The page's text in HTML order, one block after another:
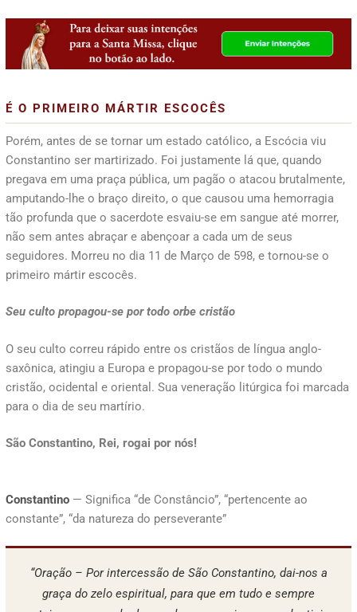
É O PRIMEIRO MÁRTIR ESCOCÊS
Porém, antes de se tornar um estado católico, a Escócia viu
Constantino ser martirizado. Foi justamente lá que, quando
pregava em uma praça pública, um pagão o atacou brutalmente,
amputando-lhe o braço direito, o que causou uma hemorragia
tão profunda que o sacerdote esvaiu-se em sangue até morrer,
não sem antes abraçar e abençoar a cada um de seus
seguidores. Morreu no dia 11 de Março de 598, e tornou-se o
primeiro mártir escocês.
Seu culto propagou-se por todo orbe cristão
O seu culto correu rápido entre os cristãos de língua anglo-
saxônica, atingiu a Europa e propagou-se por todo o mundo
cristão, ocidental e oriental. Sua veneração litúrgica foi marcada
para o dia de seu martírio.
São Constantino, Rei, rogai por nós!
Constantino — Significa “de Constâncio”, “pertencente ao
constante”, “da natureza do perseverante”
“Oração – Por intercessão de São Constantino, dai-nos a
graça do zelo espiritual, para que em tudo e sempre